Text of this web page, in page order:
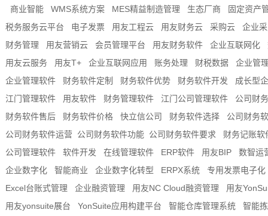
商业智能 WMS系统方案 MES精益制造管理 生态厂商
固定资产
税务服务云平台
电子发票 用友工程云 用友财务云 采购云
企业
财务管理
用友营销云 会员管理平台 用友财务软件 企业互联网化
用友云服务
用友T+ 企业互联网应用 账务处理 财税数据
企业管
企业管理软件
财务软件定制 财务软件优势 财务软件开发
成长型
江门管理软件
用友软件 财务管理软件 江门公司管理软件
公司财
财务软件售后
财务软件价格 快立信公司 财务软件选择
公司财务
公司财务软件运营 ​公司财务软件功能 ​公司财务软件要求
财务记账软
公司管理软件
软件开发 在线管理软件 ERP软件 用友BIP
数智运
企业数字化
智能商业 企业数字化转型 ERPX系统
专用发票电子化
Excel台账式管理
企业融资管理 用友NC Cloud融资管理
用友
用友yonsuite展台
YonSuite应用构建平台 智能仓库管理系统 智能